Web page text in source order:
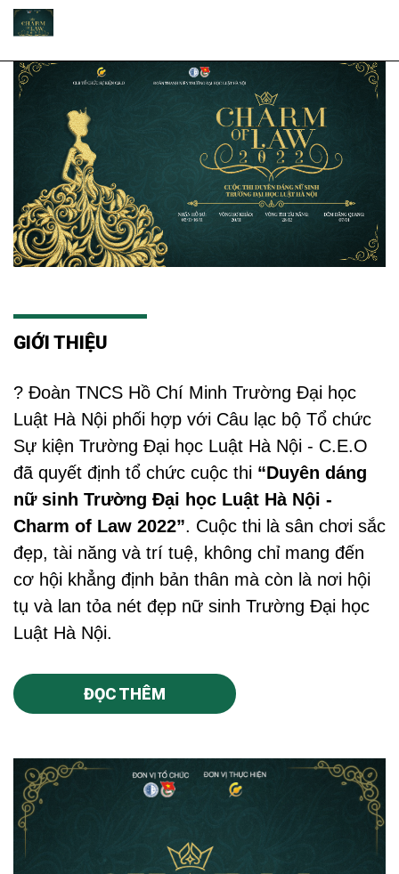
GIỚI THIỆU
? Đoàn TNCS Hồ Chí Minh Trường Đại học
Luật Hà Nội phối hợp với Câu lạc bộ Tổ chức
Sự kiện Trường Đại học Luật Hà Nội - C.E.O
đã quyết định tổ chức cuộc thi “Duyên dáng
nữ sinh Trường Đại học Luật Hà Nội -
Charm of Law 2022”. Cuộc thi là sân chơi sắc
đẹp, tài năng và trí tuệ, không chỉ mang đến
cơ hội khẳng định bản thân mà còn là nơi hội
tụ và lan tỏa nét đẹp nữ sinh Trường Đại học
Luật Hà Nội.
ĐỌC THÊM